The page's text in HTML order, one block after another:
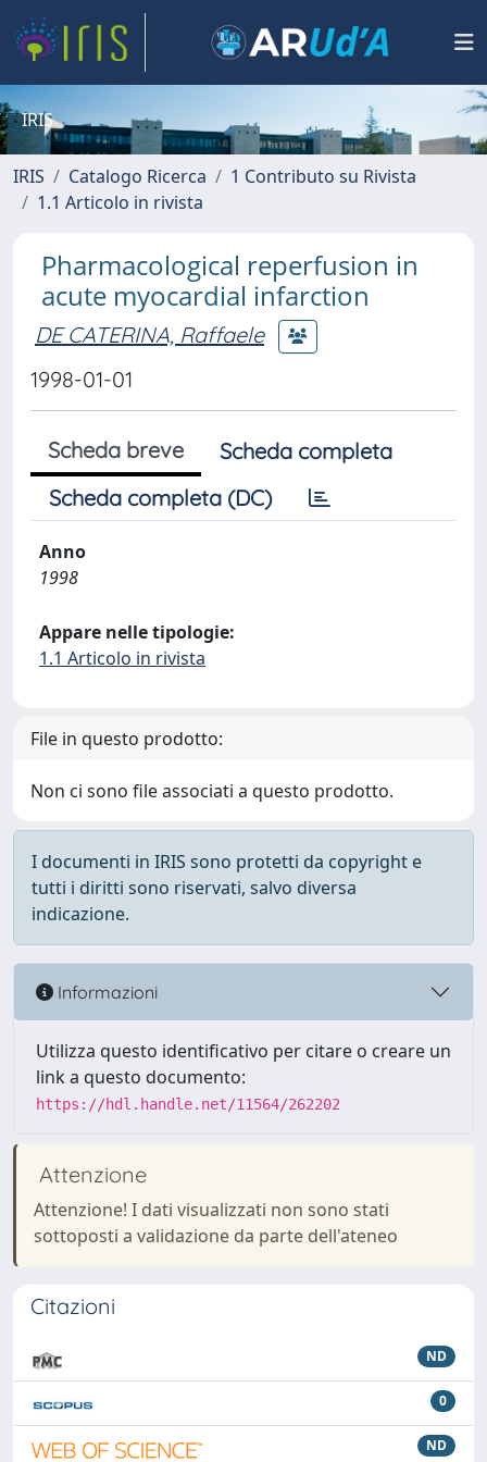
IRIS
IRIS Catalogo Ricerca
1 Contributo su Rivista
1.1 Articolo in rivista
Pharmacological reperfusion in
acute myocardial infarction
DE CATERINA, Raffaele
1998-01-01
Scheda breve
Scheda completa
Scheda completa (DC)
Anno
1998
Appare nelle tipologie:
1.1 Articolo in rivista
File in questo prodotto:
Non ci sono file associati a questo prodotto.
I documenti in IRIS sono protetti da copyright e
tutti i diritti sono riservati, salvo diversa
indicazione.
Informazioni
Utilizza questo identificativo per citare o creare un
link a questo documento:
https://hdl.handle.net/11564/262202
Attenzione
Attenzione! I dati visualizzati non sono stati
sottoposti a validazione da parte dell'ateneo
Citazioni
ND
0
ND